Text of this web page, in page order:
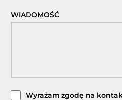
WIADOMOŚĆ
Wyrażam zgodę na